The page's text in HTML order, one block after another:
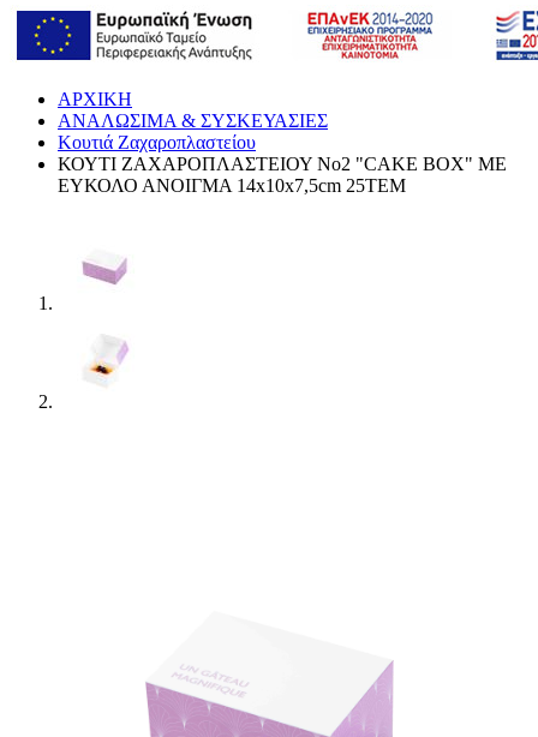
ΑΡΧΙΚΗ
ΑΝΑΛΩΣΙΜΑ & ΣΥΣΚΕΥΑΣΙΕΣ
Κουτιά Ζαχαροπλαστείου
ΚΟΥΤΙ ΖΑΧΑΡΟΠΛΑΣΤΕΙΟΥ No2 "CAKE BOX" ΜΕ
ΕΥΚΟΛΟ ΑΝΟΙΓΜΑ 14x10x7,5cm 25ΤΕΜ